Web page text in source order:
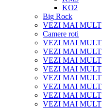
KO2
Big Rock
VEZI MAI MULT
Camere roti
VEZI MAI MULT
VEZI MAI MULT
VEZI MAI MULT
VEZI MAI MULT
VEZI MAI MULT
VEZI MAI MULT
VEZI MAI MULT
VEZI MAI MULT